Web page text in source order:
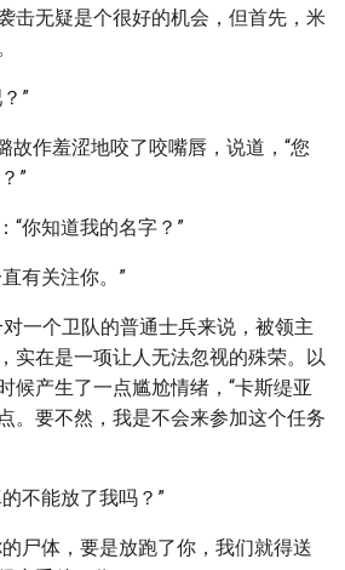
击无疑是个很好的机会，但首先，米
”
故作羞涩地咬了咬嘴唇，说道，“您
”
“你知道我的名字？”
有关注你。”
一个卫队的普通士兵来说，被领主
实在是一项让人无法忽视的殊荣。以
候产生了一点尴尬情绪，“卡斯缇亚
。要不然，我是不会来参加这个任务
不能放了我吗？”
尸体，要是放跑了你，我们就得送